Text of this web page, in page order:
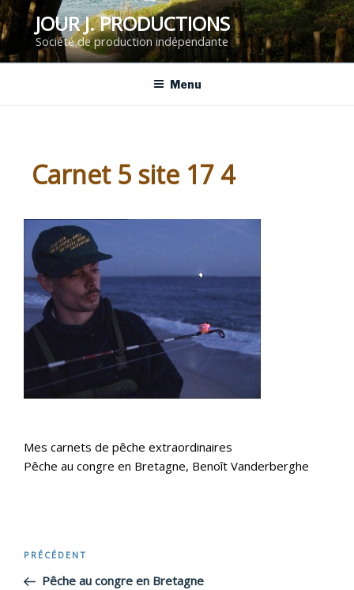
Aller
au
contenu
principal
JOUR J. PRODUCTIONS
Société de production indépendante
Menu
Carnet 5 site 17 4
Mes carnets de pêche extraordinaires
Pêche au congre en Bretagne, Benoît Vanderberghe
Navigation
Article
précédent
PRÉCÉDENT
Pêche au congre en Bretagne